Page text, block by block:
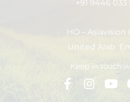
+91 9446 033
HO – Asiavision
United Arab
Keep in touch